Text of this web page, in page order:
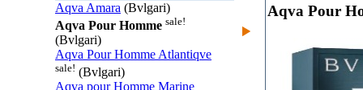
Aqva Amara (Bvlgari)
Aqva Pour Homme sale!
(Bvlgari)
Aqva Pour Homme Atlantiqve
sale! (Bvlgari)
Aqva pour Homme Marine
Aqva Pour